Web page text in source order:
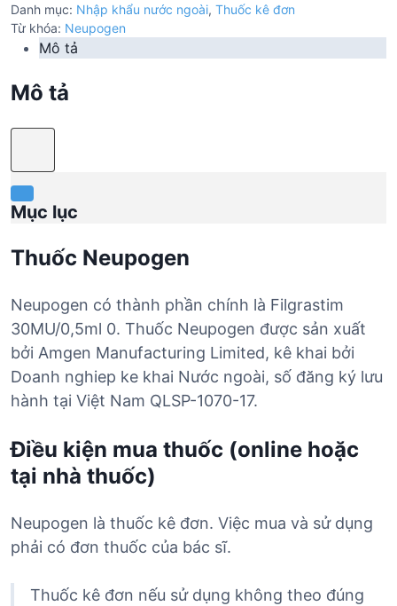
Danh mục: Nhập khẩu nước ngoài, Thuốc kê đơn
Từ khóa: Neupogen
Mô tả
Mô tả
Mục lục
Thuốc Neupogen
Neupogen có thành phần chính là Filgrastim
30MU/0,5ml 0. Thuốc Neupogen được sản xuất
bởi Amgen Manufacturing Limited, kê khai bởi
Doanh nghiep ke khai Nước ngoài, số đăng ký lưu
hành tại Việt Nam QLSP-1070-17.
Điều kiện mua thuốc (online hoặc
tại nhà thuốc)
Neupogen là thuốc kê đơn. Việc mua và sử dụng
phải có đơn thuốc của bác sĩ.
Thuốc kê đơn nếu sử dụng không theo đúng